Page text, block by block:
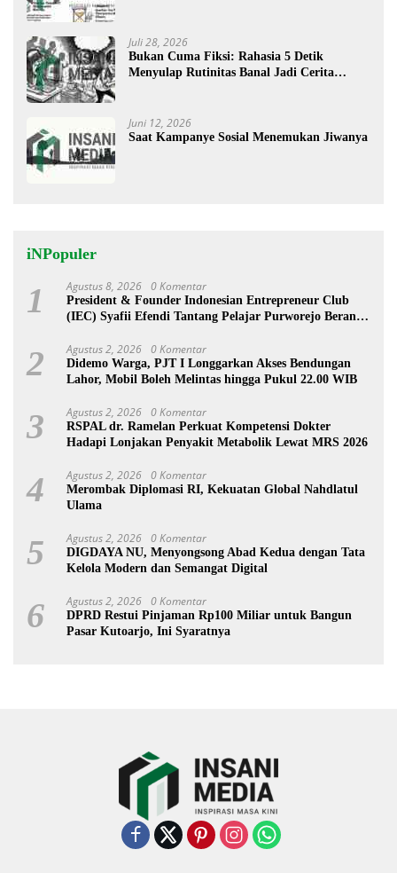
Juli 28, 2026
Bukan Cuma Fiksi: Rahasia 5 Detik
Menyulap Rutinitas Banal Jadi Cerita
Juni 12, 2026
Saat Kampanye Sosial Menemukan Jiwanya
iNPopuler
1 Agustus 8, 2026 0 Komentar
President & Founder Indonesian Entrepreneur Club
(IEC) Syafii Efendi Tantang Pelajar Purworejo Berani
2 Agustus 2, 2026 0 Komentar
Didemo Warga, PJT I Longgarkan Akses Bendungan
Lahor, Mobil Boleh Melintas hingga Pukul 22.00 WIB
3 Agustus 2, 2026 0 Komentar
RSPAL dr. Ramelan Perkuat Kompetensi Dokter
Hadapi Lonjakan Penyakit Metabolik Lewat MRS 2026
4 Agustus 2, 2026 0 Komentar
Merombak Diplomasi RI, Kekuatan Global Nahdlatul
Ulama
5 Agustus 2, 2026 0 Komentar
DIGDAYA NU, Menyongsong Abad Kedua dengan Tata
Kelola Modern dan Semangat Digital
6 Agustus 2, 2026 0 Komentar
DPRD Restui Pinjaman Rp100 Miliar untuk Bangun
Pasar Kutoarjo, Ini Syaratnya